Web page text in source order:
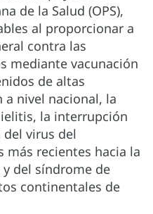
de la Salud (OPS),
al proporcionar a
contra las
mediante vacunación
de altas
a nivel nacional, la
la interrupción
virus del
más recientes hacia la
del síndrome de
continentales de